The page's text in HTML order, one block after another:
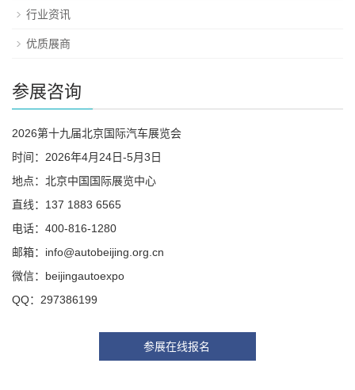
行业资讯
优质展商
参展咨询
2026第十九届北京国际汽车展览会
时间：2026年4月24日-5月3日
地点：北京中国国际展览中心
直线：137 1883 6565
电话：400-816-1280
邮箱：info@autobeijing.org.cn
微信：beijingautoexpo
QQ：297386199
参展在线报名